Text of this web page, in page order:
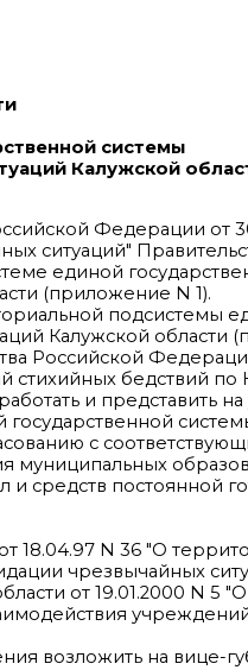
системы
Калужской
Федерации от
ситуаций"
единой
(приложение N 1).
подсистемы
Калужской области
Российской
бедствий по
и представить
с
средств постоянной
18.04.97 N 36 "О
чрезвычайных
от 19.01.2000 N
возложить на вице-